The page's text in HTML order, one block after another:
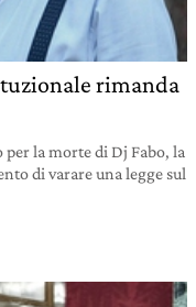
rimanda
per la morte di Dj Fabo, la
di varare una legge sul